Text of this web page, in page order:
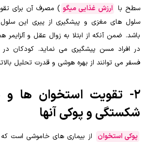
سطح با ارزش غذایی میگو ) مصرف آن برای
سلول های مغزی و پیشگیری از پیری این
باشد. ضمن آنکه از ابتلا به زوال عقل و
در افراد مسن پیشگیری می نماید. کودکان
فسفر می توانند از بهره هوشی و قدرت تحلیل
۲- تقویت استخوان ها و
شکستگی و پوکی آنها
پوکی استخوان از بیماری های خاموشی است که